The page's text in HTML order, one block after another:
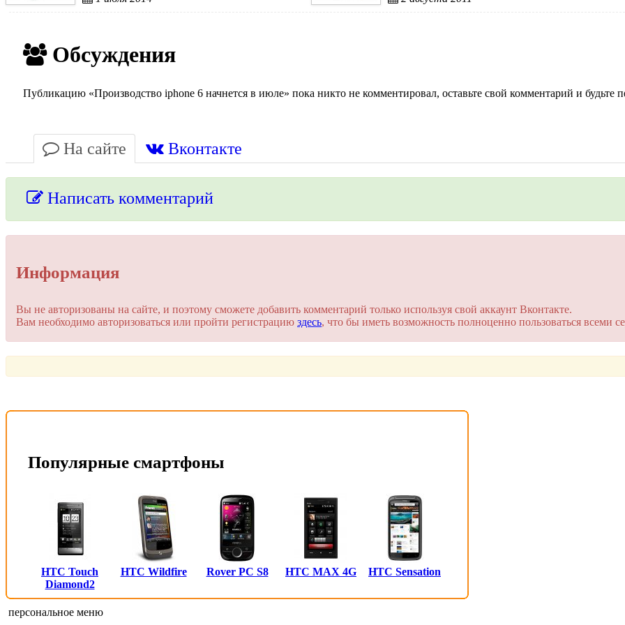
Обсуждения
Публикацию «Производство iphone 6 начнется в июле» пока никто не комментировал, оставьте свой комментарий и будьте
На сайте Вконтакте
Написать комментарий
Пройти регистрацию
Информация
Вы не авторизованы на сайте, и поэтому сможете добавить комментарий только используя свой аккаунт Вконтакте.
Вам необходимо авторизоваться или пройти регистрацию здесь, что бы иметь возможность полноценно пользоваться всеми
Популярные смартфоны
HTC Touch
Diamond2
HTC Wildfire Rover PC S8 HTC MAX 4G HTC Sensation
персональное меню